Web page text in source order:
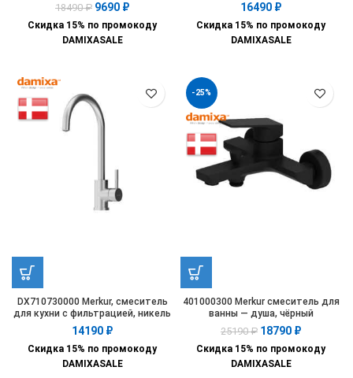
18490₽ 9690 ₽
Скидка 15% по промокоду
DAMIXASALE
16490 ₽
Скидка 15% по промокоду
DAMIXASALE
DX710730000 Merkur, смеситель
для кухни с фильтрацией, никель
14190 ₽
Скидка 15% по промокоду
DAMIXASALE
-25%
401000300 Merkur смеситель для
ванны — душа, чёрный
25190₽ 18790 ₽
Скидка 15% по промокоду
DAMIXASALE